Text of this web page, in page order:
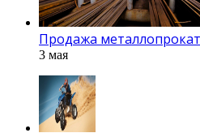
Продажа
3 мая